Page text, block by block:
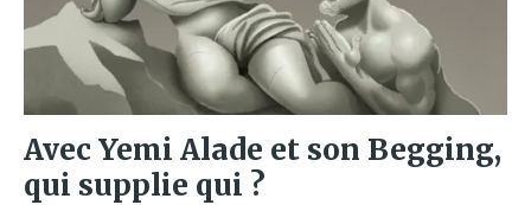
Avec Yemi Alade et son Begging,
qui supplie qui ?